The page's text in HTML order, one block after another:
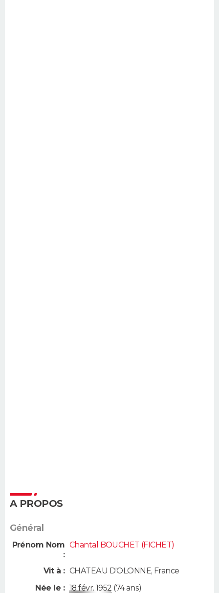
A PROPOS
Général
Prénom Nom
:
Chantal BOUCHET (FICHET)
Vit à : CHATEAU D'OLONNE, France
Née le : 18 févr. 1952 (74 ans)